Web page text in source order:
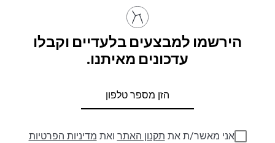
הירשמו למבצעים בלעדיים וקבלו
עדכונים מאיתנו.
אני מאשר/ת את תקנון האתר ואת מדיניות הפרטיות